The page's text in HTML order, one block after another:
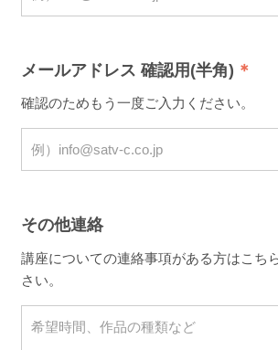
メールアドレス 確認用(半角)
確認のためもう一度ご入力ください。
その他連絡
講座についての連絡事項がある方はこち
さい。